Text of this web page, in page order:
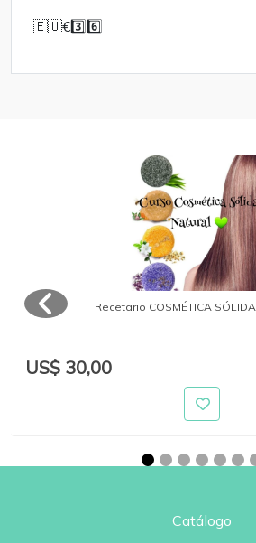
🇪🇺€3️⃣6️⃣
Recetario COSMÉTICA
US$ 30,00
Catálogo